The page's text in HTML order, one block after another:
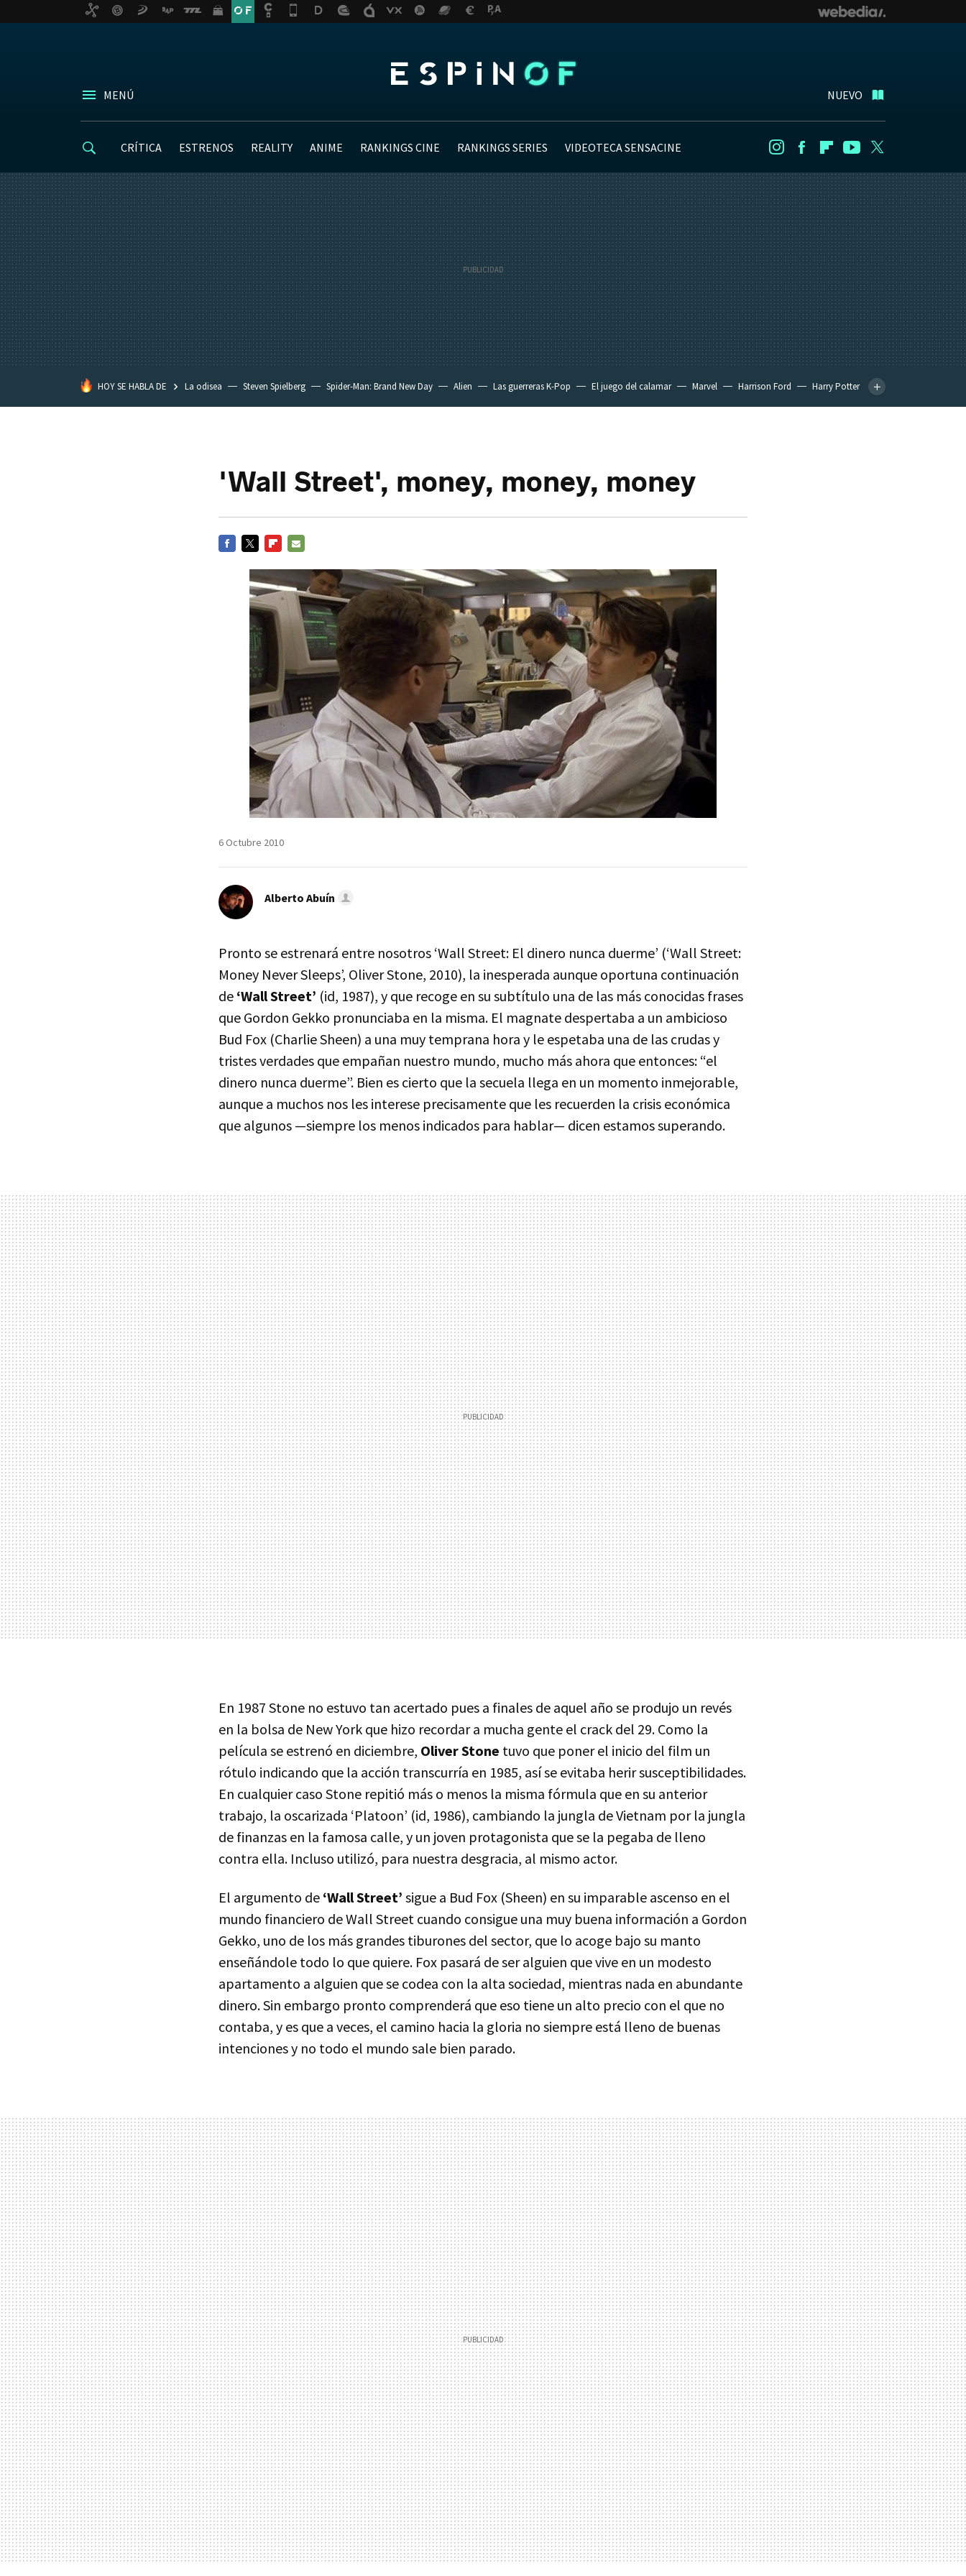
MENÚ NUEVO
CRÍTICA ESTRENOS REALITY ANIME RANKINGS CINE RANKINGS SERIES VIDEOTECA SENSACINE InstagramFacebookFlipboard
Youtube
HOY SE HABLA DE La odisea Steven Spielberg Spider-Man: Brand New Day Alien Las guerreras K-Pop El juego del calamar Marvel Harrison Ford
Harry Potter
'Wall Street', money, money, money
6 Octubre 2010
Alberto Abuín
Pronto se estrenará entre nosotros ‘Wall Street: El dinero nunca duerme’ (‘Wall Street:
Money Never Sleeps’, Oliver Stone, 2010), la inesperada aunque oportuna continuación
de ‘Wall Street’ (id, 1987), y que recoge en su subtítulo una de las más conocidas frases
que Gordon Gekko pronunciaba en la misma. El magnate despertaba a un ambicioso
Bud Fox (Charlie Sheen) a una muy temprana hora y le espetaba una de las crudas y
tristes verdades que empañan nuestro mundo, mucho más ahora que entonces: “el
dinero nunca duerme”. Bien es cierto que la secuela llega en un momento inmejorable,
aunque a muchos nos les interese precisamente que les recuerden la crisis económica
que algunos —siempre los menos indicados para hablar— dicen estamos superando.
En 1987 Stone no estuvo tan acertado pues a finales de aquel año se produjo un revés
en la bolsa de New York que hizo recordar a mucha gente el crack del 29. Como la
película se estrenó en diciembre, Oliver Stone tuvo que poner el inicio del film un
rótulo indicando que la acción transcurría en 1985, así se evitaba herir susceptibilidades.
En cualquier caso Stone repitió más o menos la misma fórmula que en su anterior
trabajo, la oscarizada ‘Platoon’ (id, 1986), cambiando la jungla de Vietnam por la jungla
de finanzas en la famosa calle, y un joven protagonista que se la pegaba de lleno
contra ella. Incluso utilizó, para nuestra desgracia, al mismo actor.
El argumento de ‘Wall Street’ sigue a Bud Fox (Sheen) en su imparable ascenso en el
mundo financiero de Wall Street cuando consigue una muy buena información a Gordon
Gekko, uno de los más grandes tiburones del sector, que lo acoge bajo su manto
enseñándole todo lo que quiere. Fox pasará de ser alguien que vive en un modesto
apartamento a alguien que se codea con la alta sociedad, mientras nada en abundante
dinero. Sin embargo pronto comprenderá que eso tiene un alto precio con el que no
contaba, y es que a veces, el camino hacia la gloria no siempre está lleno de buenas
intenciones y no todo el mundo sale bien parado.